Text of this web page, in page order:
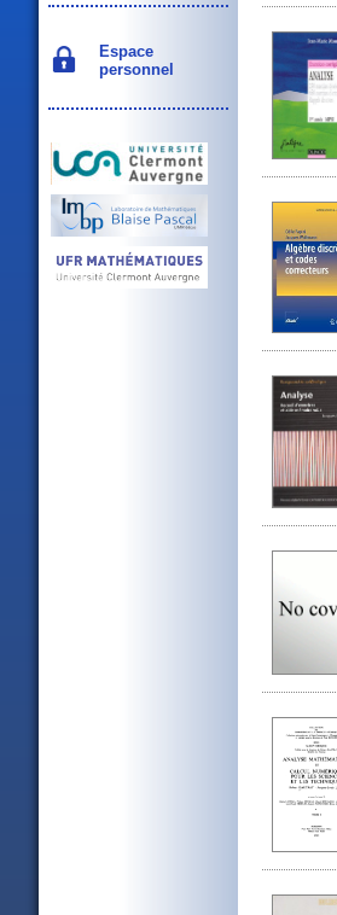
Espace
personnel